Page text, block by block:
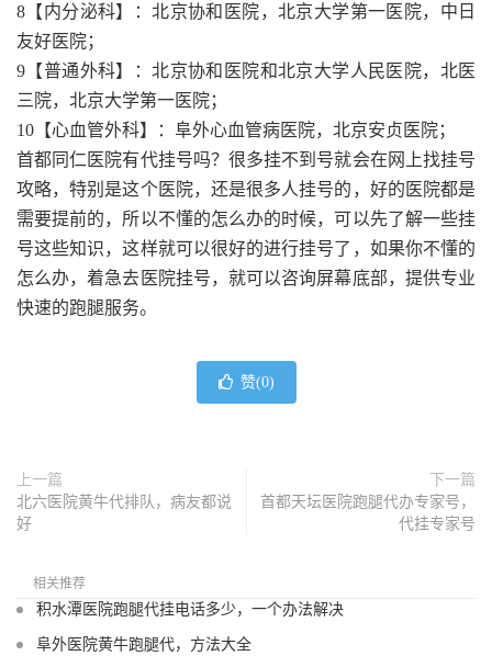
8【内分泌科】：北京协和医院，北京大学第一医院，中日
友好医院；
9【普通外科】：北京协和医院和北京大学人民医院，北医
三院，北京大学第一医院；
10【心血管外科】：阜外心血管病医院，北京安贞医院；
首都同仁医院有代挂号吗？很多挂不到号就会在网上找挂号
攻略，特别是这个医院，还是很多人挂号的，好的医院都是
需要提前的，所以不懂的怎么办的时候，可以先了解一些挂
号这些知识，这样就可以很好的进行挂号了，如果你不懂的
怎么办，着急去医院挂号，就可以咨询屏幕底部，提供专业
快速的跑腿服务。
赞(0)
上一篇
北六医院黄牛代排队，病友都说
好
下一篇
首都天坛医院跑腿代办专家号，
代挂专家号
相关推荐
积水潭医院跑腿代挂电话多少，一个办法解决
阜外医院黄牛跑腿代，方法大全